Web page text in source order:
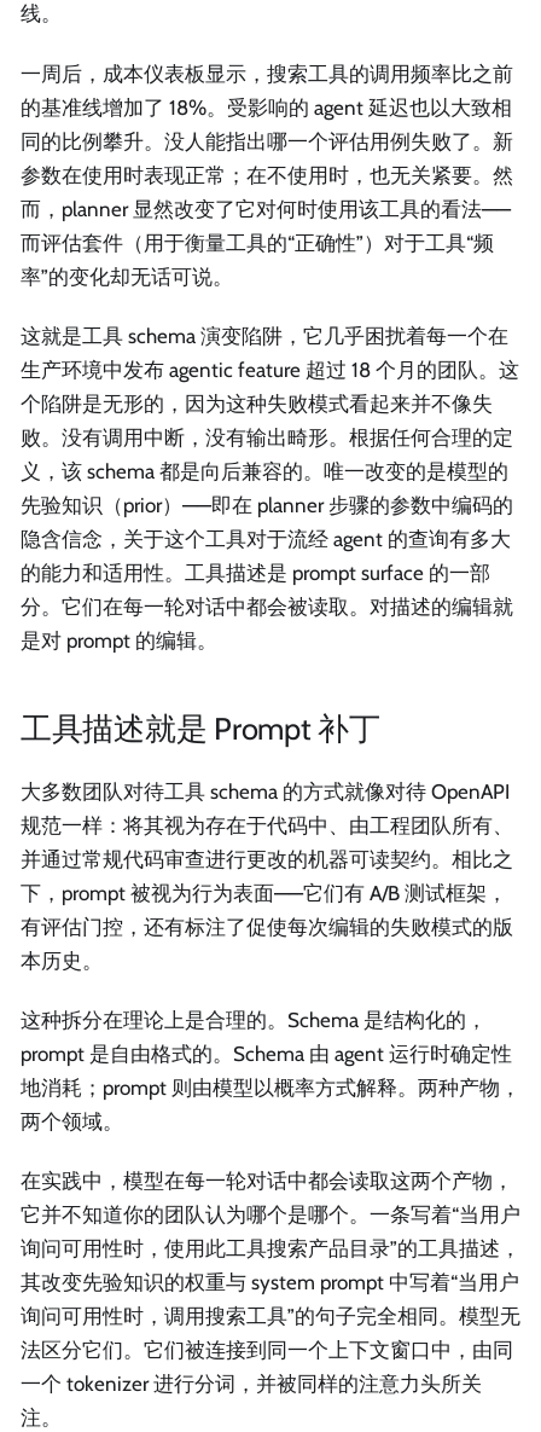
线。
一周后，成本仪表板显示，搜索工具的调用频率比之前
的基准线增加了 18%。受影响的 agent 延迟也以大致相
同的比例攀升。没人能指出哪一个评估用例失败了。新
参数在使用时表现正常；在不使用时，也无关紧要。然
而，planner 显然改变了它对何时使用该工具的看法——
而评估套件（用于衡量工具的“正确性”）对于工具“频
率”的变化却无话可说。
这就是工具 schema 演变陷阱，它几乎困扰着每一个在
生产环境中发布 agentic feature 超过 18 个月的团队。这
个陷阱是无形的，因为这种失败模式看起来并不像失
败。没有调用中断，没有输出畸形。根据任何合理的定
义，该 schema 都是向后兼容的。唯一改变的是模型的
先验知识（prior）——即在 planner 步骤的参数中编码的
隐含信念，关于这个工具对于流经 agent 的查询有多大
的能力和适用性。工具描述是 prompt surface 的一部
分。它们在每一轮对话中都会被读取。对描述的编辑就
是对 prompt 的编辑。
工具描述就是 Prompt 补丁
大多数团队对待工具 schema 的方式就像对待 OpenAPI
规范一样：将其视为存在于代码中、由工程团队所有、
并通过常规代码审查进行更改的机器可读契约。相比之
下，prompt 被视为行为表面——它们有 A/B 测试框架，
有评估门控，还有标注了促使每次编辑的失败模式的版
本历史。
这种拆分在理论上是合理的。Schema 是结构化的，
prompt 是自由格式的。Schema 由 agent 运行时确定性
地消耗；prompt 则由模型以概率方式解释。两种产物，
两个领域。
在实践中，模型在每一轮对话中都会读取这两个产物，
它并不知道你的团队认为哪个是哪个。一条写着“当用户
询问可用性时，使用此工具搜索产品目录”的工具描述，
其改变先验知识的权重与 system prompt 中写着“当用户
询问可用性时，调用搜索工具”的句子完全相同。模型无
法区分它们。它们被连接到同一个上下文窗口中，由同
一个 tokenizer 进行分词，并被同样的注意力头所关
注。